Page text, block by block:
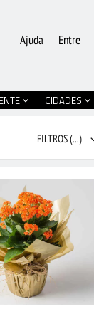
Entre
Ajuda
CIDADES
FILTROS(...)